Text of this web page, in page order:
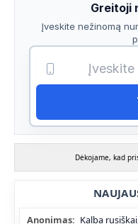
Greitoji
Įveskite nežinomą
Dėkojame, kad
Anonimas: Kalba